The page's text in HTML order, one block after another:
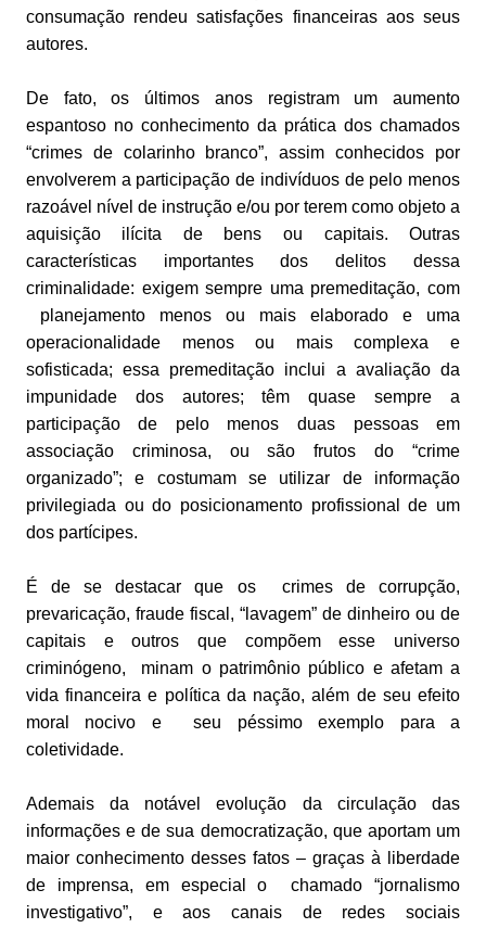
consumação rendeu satisfações financeiras aos seus
autores.
De fato, os últimos anos registram um aumento
espantoso no conhecimento da prática dos chamados
“crimes de colarinho branco”, assim conhecidos por
envolverem a participação de indivíduos de pelo menos
razoável nível de instrução e/ou por terem como objeto a
aquisição ilícita de bens ou capitais. Outras
características importantes dos delitos dessa
criminalidade: exigem sempre uma premeditação, com
planejamento menos ou mais elaborado e uma
operacionalidade menos ou mais complexa e
sofisticada; essa premeditação inclui a avaliação da
impunidade dos autores; têm quase sempre a
participação de pelo menos duas pessoas em
associação criminosa, ou são frutos do “crime
organizado”; e costumam se utilizar de informação
privilegiada ou do posicionamento profissional de um
dos partícipes.
É de se destacar que os crimes de corrupção,
prevaricação, fraude fiscal, “lavagem” de dinheiro ou de
capitais e outros que compõem esse universo
criminógeno, minam o patrimônio público e afetam a
vida financeira e política da nação, além de seu efeito
moral nocivo e seu péssimo exemplo para a
coletividade.
Ademais da notável evolução da circulação das
informações e de sua democratização, que aportam um
maior conhecimento desses fatos – graças à liberdade
de imprensa, em especial o chamado “jornalismo
investigativo”, e aos canais de redes sociais